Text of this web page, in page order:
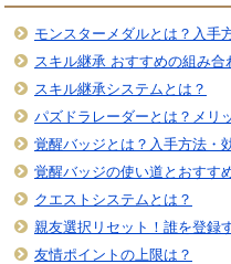
モンスターメダルとは？入手
スキル継承 おすすめの組み合
スキル継承システムとは？
パズドラレーダーとは？メリ
覚醒バッジとは？入手方法・
覚醒バッジの使い道とおすす
クエストシステムとは？
親友選択リセット！誰を登録
友情ポイントの上限は？